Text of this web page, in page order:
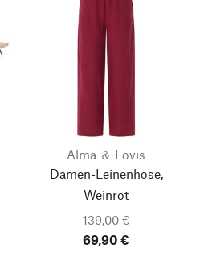
Alma ＆ Lovis
Damen-Leinenhose,
Weinrot
139,00 €
69,90 €